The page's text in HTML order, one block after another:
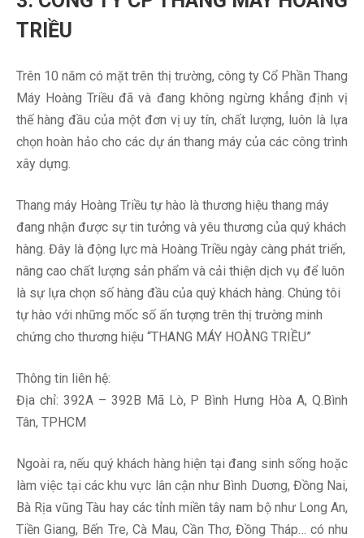
TRIỀU
Trên 10 năm có mặt trên thị trường, công ty Cổ Phần Thang
Máy Hoàng Triều đã và đang không ngừng khẳng định vị
thế hàng đầu của một đơn vị uy tín, chất lượng, luôn là lựa
chọn hoàn hảo cho các dự án thang máy của các công trình
xây dựng.
Thang máy Hoàng Triều tự hào là thương hiệu thang máy
đang nhận được sự tin tưởng và yêu thương của quý khách
hàng. Đây là động lực mà Hoàng Triều ngày càng phát triển,
nâng cao chất lượng sản phẩm và cải thiện dịch vụ để luôn
là sự lựa chọn số hàng đầu của quý khách hàng. Chúng tôi
tự hào với những mốc số ấn tượng trên thị trường minh
chứng cho thương hiệu “THANG MÁY HOÀNG TRIỀU”
Thông tin liên hệ:
Địa chỉ: 392A – 392B Mã Lò, P Bình Hưng Hòa A, Q.Bình
Tân, TPHCM
Ngoài ra, nếu quý khách hàng hiện tại đang sinh sống hoặc
làm việc tại các khu vực lân cận như Bình Duơng, Đồng Nai,
Bà Rịa vũng Tàu hay các tỉnh miền tây nam bộ như Long An,
Tiền Giang, Bến Tre, Cà Mau, Cần Thơ, Đồng Tháp… có nhu